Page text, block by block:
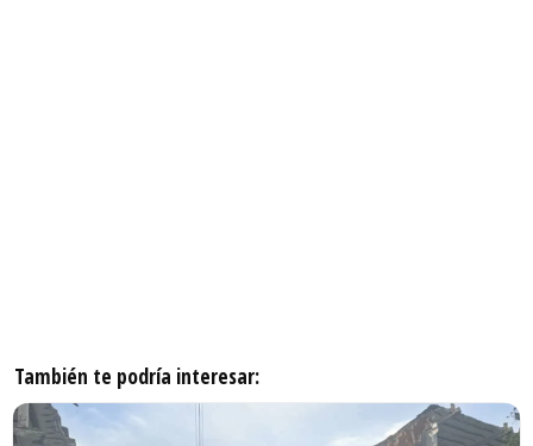
También te podría interesar: